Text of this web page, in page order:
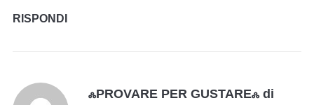
RISPONDI
ஃPROVARE PER GUSTAREஃ di